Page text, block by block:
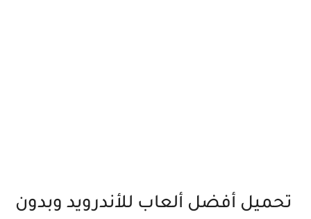
تحميل أفضل ألعاب للأندرويد وبدون